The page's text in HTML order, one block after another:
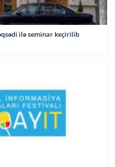
ilə seminar keçirilib